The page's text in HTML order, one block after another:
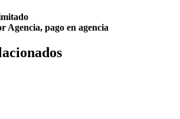
Agencia, pago en agencia